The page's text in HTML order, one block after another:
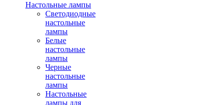
Настольные лампы
Светодиодные
настольные
лампы
Белые
настольные
лампы
Черные
настольные
лампы
Настольные
лампы для